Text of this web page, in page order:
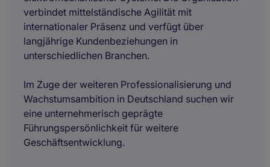
verbindet mittelständische Agilität mit
internationaler Präsenz und verfügt über
langjährige Kundenbeziehungen in
unterschiedlichen Branchen.
Im Zuge der weiteren Professionalisierung und
Wachstumsambition in Deutschland suchen wir
eine unternehmerisch geprägte
Führungspersönlichkeit für weitere
Geschäftsentwicklung.